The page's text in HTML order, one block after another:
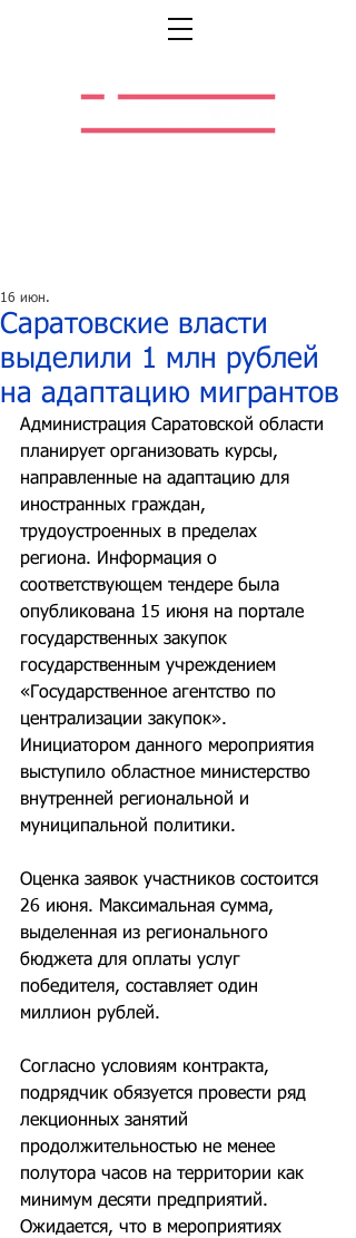
Саратовские власти
выделили 1 млн рублей
на адаптацию мигрантов
16 июн.
Администрация Саратовской области
планирует организовать курсы,
направленные на адаптацию для
иностранных граждан,
трудоустроенных в пределах
региона. Информация о
соответствующем тендере была
опубликована 15 июня на портале
государственных закупок
государственным учреждением
«Государственное агентство по
централизации закупок».
Инициатором данного мероприятия
выступило областное министерство
внутренней региональной и
муниципальной политики.
Оценка заявок участников состоится
26 июня. Максимальная сумма,
выделенная из регионального
бюджета для оплаты услуг
победителя, составляет один
миллион рублей.
Согласно условиям контракта,
подрядчик обязуется провести ряд
лекционных занятий
продолжительностью не менее
полутора часов на территории как
минимум десяти предприятий.
Ожидается, что в мероприятиях